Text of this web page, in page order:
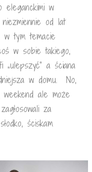
eleganckimi w
niezmiennie od lat
w tym temacie
w sobie takiego,
a ściana
w domu. No,
weekend ale może
za
ściskam